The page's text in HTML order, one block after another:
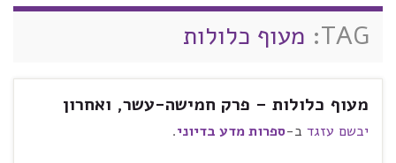
TAG: מעוף כלולות
מעוף כלולות – פרק חמישה-עשר, ואחרון
יבשם עזגד ב-ספרות מדע בדיוני.